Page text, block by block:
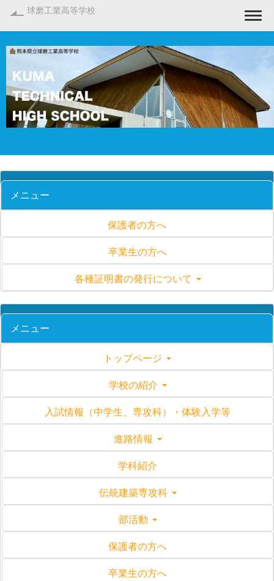
球磨工業高等学校
メニュー
保護者の方へ
卒業生の方へ
各種証明書の発行について
メニュー
トップページ
学校の紹介
入試情報（中学生、専攻科）・体験入学等
進路情報
学科紹介
伝統建築専攻科
部活動
保護者の方へ
卒業生の方へ